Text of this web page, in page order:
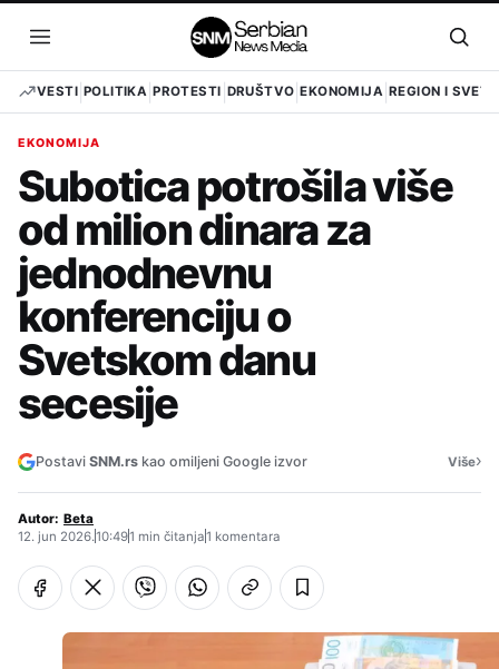
sadržaj
Otvori
meni
VESTI POLITIKA PROTESTI DRUŠTVO EKONOMIJA REGION I SVET
EKONOMIJA
Subotica potrošila više
od milion dinara za
jednodnevnu
konferenciju o
Svetskom danu
secesije
Postavi SNM.rs kao omiljeni Google izvor Više›
Autor: Beta
12. jun 2026.10:491 min čitanja1 komentara